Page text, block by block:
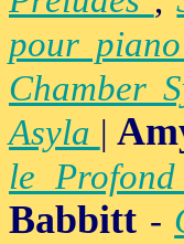
pour
Chamber
Asyla |
le Profond
Babbitt -